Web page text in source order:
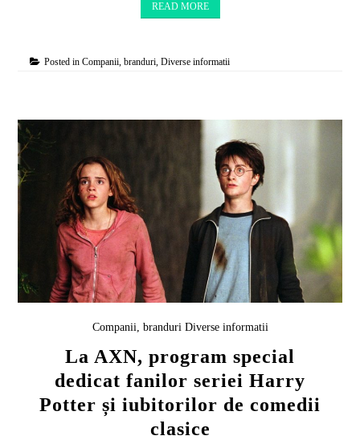
READ MORE
Posted inCompanii, branduri,Diverse informatii
Companii, branduri Diverse informatii
La AXN, program special
dedicat fanilor seriei Harry
Potter și iubitorilor de comedii
clasice